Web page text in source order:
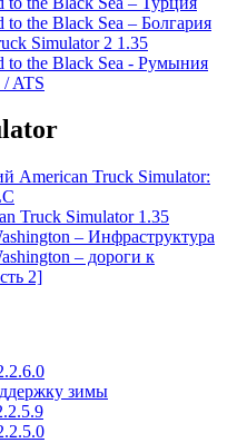
the Black Sea – Болгария
Simulator 2 1.35
to the Black Sea - Румыния
/ ATS
American Truck Simulator:
Truck Simulator 1.35
– Инфраструктура
– дороги к
2]
зимы